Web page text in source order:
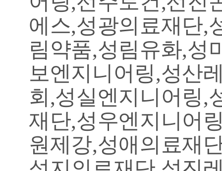
에스,성광의료재단,
림약품,성림유화,성
보엔지니어링,성산
회,성실엔지니어링,
재단,성우엔지니어
원제강,성애의료재